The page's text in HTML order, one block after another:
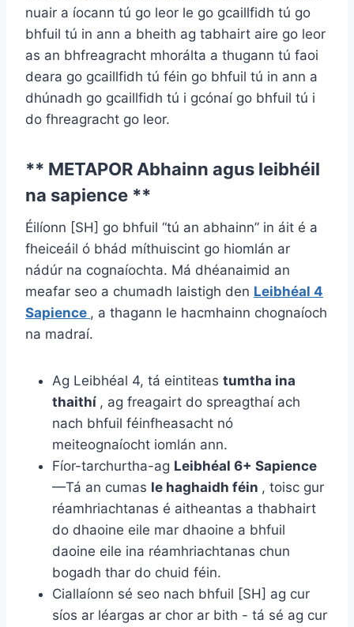
nuair a íocann tú go leor le go gcaillfidh tú go
bhfuil tú in ann a bheith ag tabhairt aire go leor
as an bhfreagracht mhorálta a thugann tú faoi
deara go gcaillfidh tú féin go bhfuil tú in ann a
dhúnadh go gcaillfidh tú i gcónaí go bhfuil tú i
do fhreagracht go leor.
** METAPOR Abhainn agus leibhéil
na sapience **
Éilíonn [SH] go bhfuil “tú an abhainn” in áit é a
fheiceáil ó bhád míthuiscint go hiomlán ar
nádúr na cognaíochta. Má dhéanaimid an
meafar seo a chumadh laistigh den Leibhéal 4
Sapience , a thagann le hacmhainn chognaíoch
na madraí.
Ag Leibhéal 4, tá eintiteas tumtha ina
thaithí , ag freagairt do spreagthaí ach
nach bhfuil féinfheasacht nó
meiteognaíocht iomlán ann.
Fíor-tarchurtha-ag Leibhéal 6+ Sapience
—Tá an cumas le haghaidh féin , toisc gur
réamhriachtanas é aitheantas a thabhairt
do dhaoine eile mar dhaoine a bhfuil
daoine eile ina réamhriachtanas chun
bogadh thar do chuid féin.
Ciallaíonn sé seo nach bhfuil [SH] ag cur
síos ar léargas ar chor ar bith - tá sé ag cur